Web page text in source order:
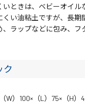
ときは、ベビーオイル
くい油粘土ですが、長
、ラップなどに包み、フ
ク
（W）100×（L）75×（H）